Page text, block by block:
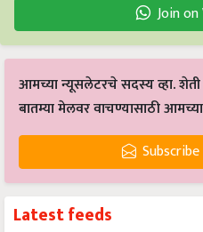
Join
आमच्या न्यूसलेटरचे सदस्य व्हा.
बातम्या मेलवर वाचण्यासाठी
Latest feeds